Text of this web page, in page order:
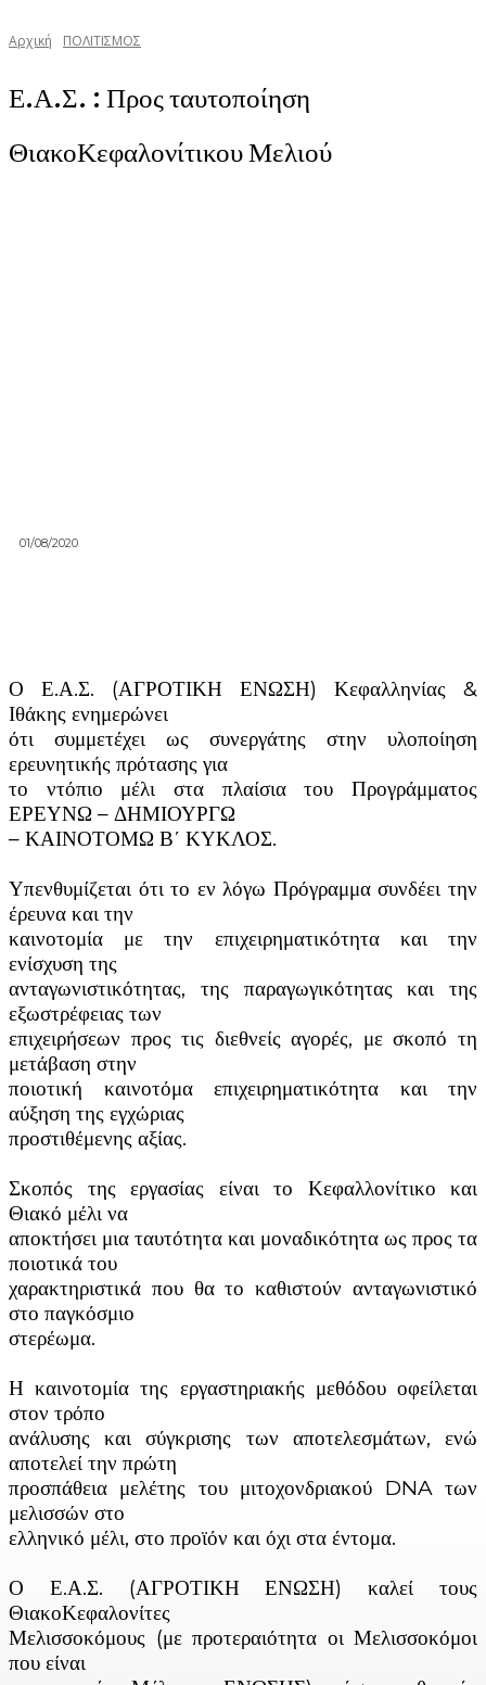
Αρχική ΠΟΛΙΤΙΣΜΟΣ
Ε.Α.Σ. : Προς ταυτοποίηση
ΘιακοΚεφαλονίτικου Μελιού
01/08/2020
Ο Ε.Α.Σ. (ΑΓΡΟΤΙΚΗ ΕΝΩΣΗ) Κεφαλληνίας &
Ιθάκης ενημερώνει
ότι συμμετέχει ως συνεργάτης στην υλοποίηση
ερευνητικής πρότασης για
το ντόπιο μέλι στα πλαίσια του Προγράμματος
ΕΡΕΥΝΩ – ΔΗΜΙΟΥΡΓΩ
– ΚΑΙΝΟΤΟΜΩ Β΄ ΚΥΚΛΟΣ.
Υπενθυμίζεται ότι το εν λόγω Πρόγραμμα συνδέει την
έρευνα και την
καινοτομία με την επιχειρηματικότητα και την
ενίσχυση της
ανταγωνιστικότητας, της παραγωγικότητας και της
εξωστρέφειας των
επιχειρήσεων προς τις διεθνείς αγορές, με σκοπό τη
μετάβαση στην
ποιοτική καινοτόμα επιχειρηματικότητα και την
αύξηση της εγχώριας
προστιθέμενης αξίας.
Σκοπός της εργασίας είναι το Κεφαλλονίτικο και
Θιακό μέλι να
αποκτήσει μια ταυτότητα και μοναδικότητα ως προς τα
ποιοτικά του
χαρακτηριστικά που θα το καθιστούν ανταγωνιστικό
στο παγκόσμιο
στερέωμα.
Η καινοτομία της εργαστηριακής μεθόδου οφείλεται
στον τρόπο
ανάλυσης και σύγκρισης των αποτελεσμάτων, ενώ
αποτελεί την πρώτη
προσπάθεια μελέτης του μιτοχονδριακού DNA των
μελισσών στο
ελληνικό μέλι, στο προϊόν και όχι στα έντομα.
Ο Ε.Α.Σ. (ΑΓΡΟΤΙΚΗ ΕΝΩΣΗ) καλεί τους
ΘιακοΚεφαλονίτες
Μελισσοκόμους (με προτεραιότητα οι Μελισσοκόμοι
που είναι